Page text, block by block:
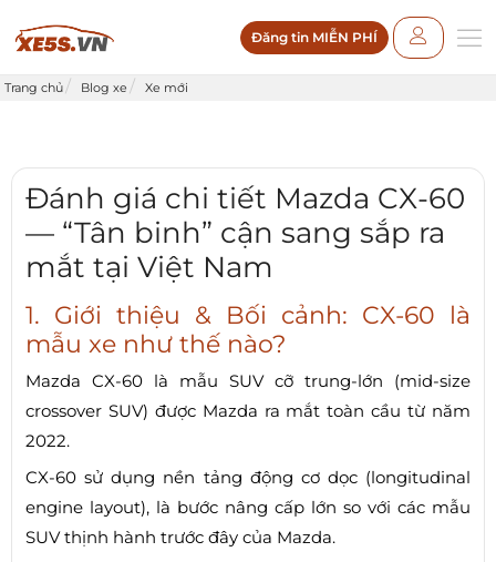
Đăng tin MIỄN PHÍ
Trang chủ Blog xe Xe mới
Đánh giá chi tiết Mazda CX-60
— “Tân binh” cận sang sắp ra
mắt tại Việt Nam
1. Giới thiệu & Bối cảnh: CX-60 là
mẫu xe như thế nào?
Mazda CX-60 là mẫu SUV cỡ trung-lớn (mid-size
crossover SUV) được Mazda ra mắt toàn cầu từ năm
2022.
CX-60 sử dụng nền tảng động cơ dọc (longitudinal
engine layout), là bước nâng cấp lớn so với các mẫu
SUV thịnh hành trước đây của Mazda.